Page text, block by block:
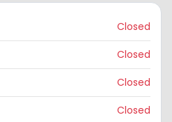
Closed
Closed
Closed
Closed